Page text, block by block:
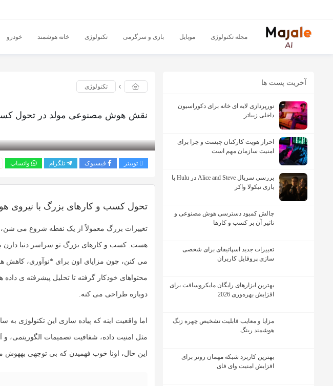
مجله تکنولوژی موبایل بازی و سرگرمی تکنولوژی خانه هوشمند خودرو
آخریت پست ها
نورپردازی لایه ای خانه برای دکوراسیون
داخلی زیباتر
احراز هویت کارکنان چیست و چرا برای
امنیت سازمان مهم است
بررسی سریال Alice and Steve در Hulu با
بازی نیکولا واکر
چالش کمبود دسترسی هوش مصنوعی و
تاثیر آن بر کسب و کارها
تغییرات جدید اسپاتیفای برای شخصی
سازی پروفایل کاربران
بهترین ابزارهای رایگان مایکروسافت برای
افزایش بهره‌وری 2026
مزایا و معایب قابلیت تشخیص چهره زنگ
هوشمند رینگ
بهترین کاربرد شبکه مهمان روتر برای
افزایش امنیت وای فای
تکنولوژی
نقش هوش مصنوعی مولد در تحول
توییتر فیسبوک تلگرام واتساپ
تحول کسب و کارهای بزرگ با نیروی
تغییرات بزرگ معمولاً از یک نقطه شروع می
هست. کسب و کارهای بزرگ تو سراسر دنیا دارن
می کنن، چون مزایای اون برای *نوآوری، کاهش
محتواهای خودکار گرفته تا تحلیل پیشرفته ی داده
دوباره طراحی می کنه.
اما واقعیت اینه که پیاده سازی این تکنولوژی
مثل امنیت داده، شفافیت تصمیمات الگوریتمی، و
این حال، اونا خوب فهمیدن که بی توجهی بههوش